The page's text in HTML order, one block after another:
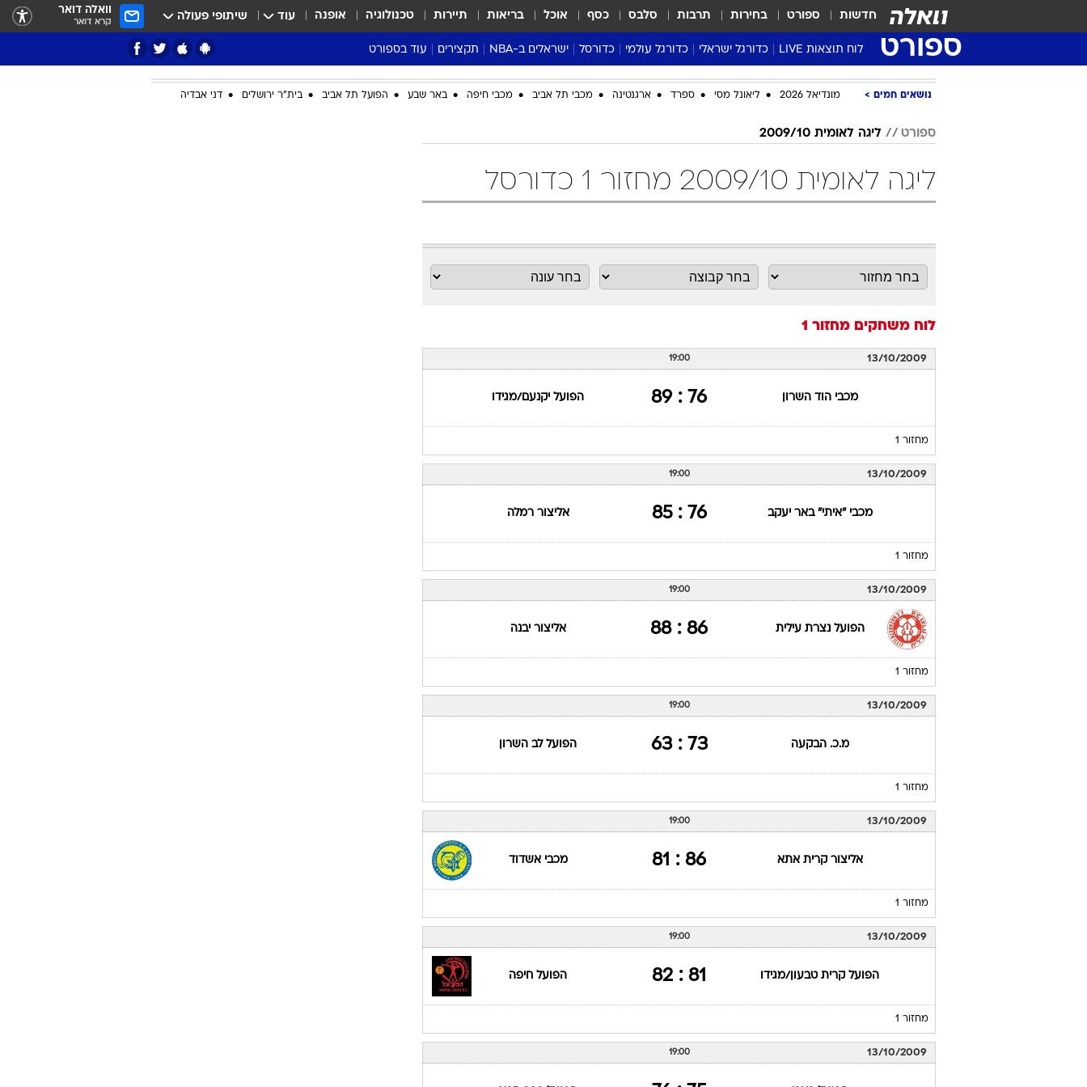
חדשות ספורט בחירות תרבות סלבס כסף אוכל בריאות תיירות טכנולוגיה אופנה עוד שיתופי פעולה וואלה דואר
קרא דואר
ספורט לוח תוצאות LIVE כדורגל ישראלי
ליגת העל Winner
גביע המדינה
שגרירים
נבחרות ישראל
ליגה א'
כדורגל עולמי
ליגה אנגלית
ליגה צרפתית
ליגת האלופות
דרום אמריקה
כדורסל
ליגת העל
נבחרות ישראל בכדורסל
כדורסל נשים
ישראלים ב-NBA
דני אבדיה
תקצירים עוד בספורט
מונדיאל 2026
NBA
אבא של שבת
סערה בממלכה
ענפים נוספים
כתבו לנו
נושאים חמים מונדיאל 2026 ליאונל מסי ספרד ארגנטינה מכבי תל אביב מכבי חיפה באר שבע הפועל תל אביב בית"ר ירושלים דני אבדיה
ספורט ליגה לאומית 2009/10
ליגה לאומית 2009/10 מחזור 1 כדורסל
לוח משחקים מחזור 1
13/10/2009
19:00
מכבי הוד השרון 76 : 89 הפועל יקנעם/מגידו
מחזור 1
13/10/2009
19:00
מכבי "איתי" באר יעקב 76 : 85 אליצור רמלה
מחזור 1
13/10/2009
19:00
הפועל נצרת עילית 86 : 88 אליצור יבנה
מחזור 1
13/10/2009
19:00
מ.כ. הבקעה 73 : 63 הפועל לב השרון
מחזור 1
13/10/2009
19:00
אליצור קרית אתא 86 : 81 מכבי אשדוד
מחזור 1
13/10/2009
19:00
הפועל קרית טבעון/מגידו 81 : 82 הפועל חיפה
מחזור 1
13/10/2009
19:00